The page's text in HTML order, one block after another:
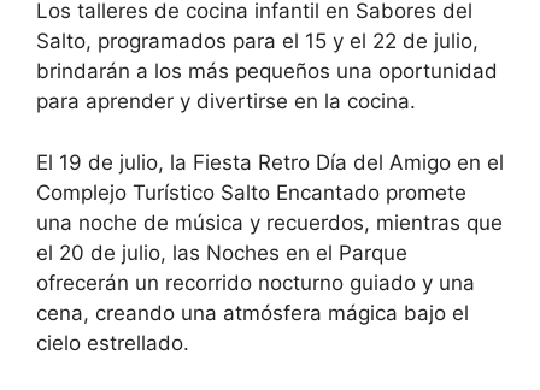
Los talleres de cocina infantil en Sabores del
Salto, programados para el 15 y el 22 de julio,
brindarán a los más pequeños una oportunidad
para aprender y divertirse en la cocina.
El 19 de julio, la Fiesta Retro Día del Amigo en el
Complejo Turístico Salto Encantado promete
una noche de música y recuerdos, mientras que
el 20 de julio, las Noches en el Parque
ofrecerán un recorrido nocturno guiado y una
cena, creando una atmósfera mágica bajo el
cielo estrellado.